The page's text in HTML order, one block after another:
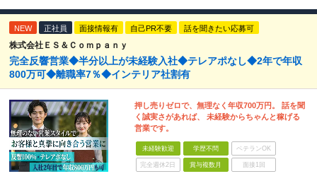
NEW 正社員 面接情報有 自己PR不要 話を聞きたい応募可
株式会社ＥＳ＆Ｃｏｍｐａｎｙ
完全反響営業◆半分以上が未経験入社◆テレアポなし◆2年で年収
800万可◆離職率7％◆インテリア社割有
押し売りゼロで、無理なく年収700万円。 話を聞
く誠実さがあれば、 未経験からちゃんと稼げる
営業です。
未経験歓迎 学歴不問 ベテランOK
完全週休2日 賞与複数月 面接1回